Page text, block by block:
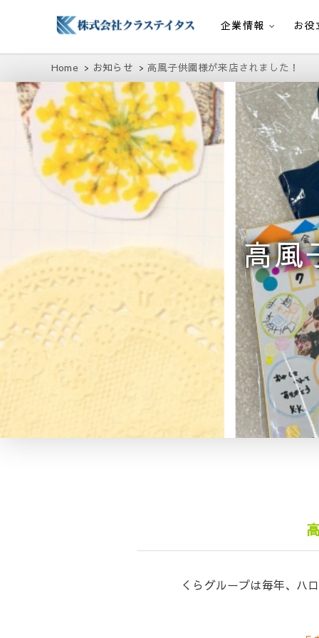
株式会社クラステイタス
企業情報 お役
Home お知らせ 高風子供園様が来店されました！
高風
くらグループは毎年、ハ